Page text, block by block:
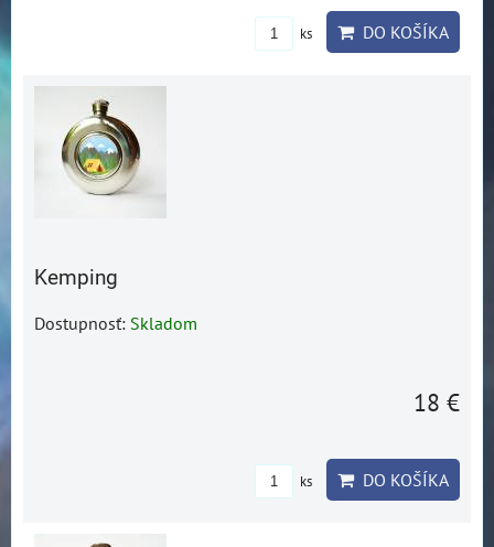
ks DO KOŠÍKA
Kemping
Dostupnosť: Skladom
18 €
ks DO KOŠÍKA